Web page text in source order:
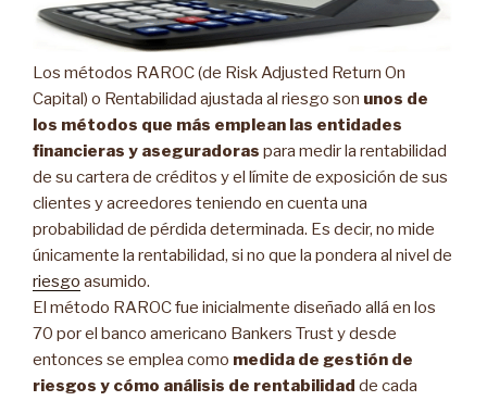
Los métodos RAROC (de Risk Adjusted Return On
Capital) o Rentabilidad ajustada al riesgo son unos de
los métodos que más emplean las entidades
financieras y aseguradoras para medir la rentabilidad
de su cartera de créditos y el límite de exposición de sus
clientes y acreedores teniendo en cuenta una
probabilidad de pérdida determinada. Es decir, no mide
únicamente la rentabilidad, si no que la pondera al nivel de
riesgo asumido.
El método RAROC fue inicialmente diseñado allá en los
70 por el banco americano Bankers Trust y desde
entonces se emplea como medida de gestión de
riesgos y cómo análisis de rentabilidad de cada